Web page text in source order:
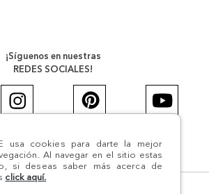
usa cookies para darte la mejor
Al navegar en el sitio estas
si deseas saber más acerca de
click aquí.
¡Síguenos en nuestras
REDES SOCIALES!
#AerieREALCOL